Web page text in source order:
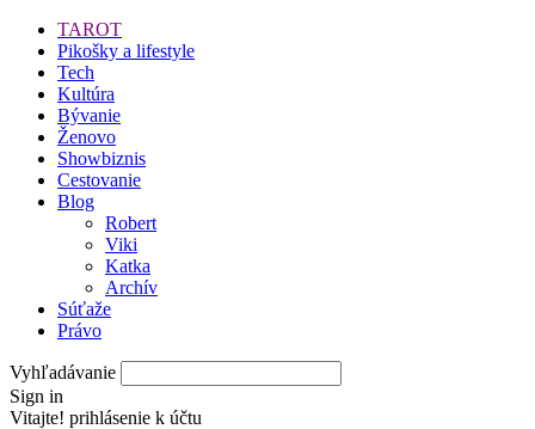
TAROT
Pikošky a lifestyle
Tech
Kultúra
Bývanie
Ženovo
Showbiznis
Cestovanie
Blog
Robert
Viki
Katka
Archív
Súťaže
Právo
Vyhľadávanie
Sign in
Vitajte! prihlásenie k účtu